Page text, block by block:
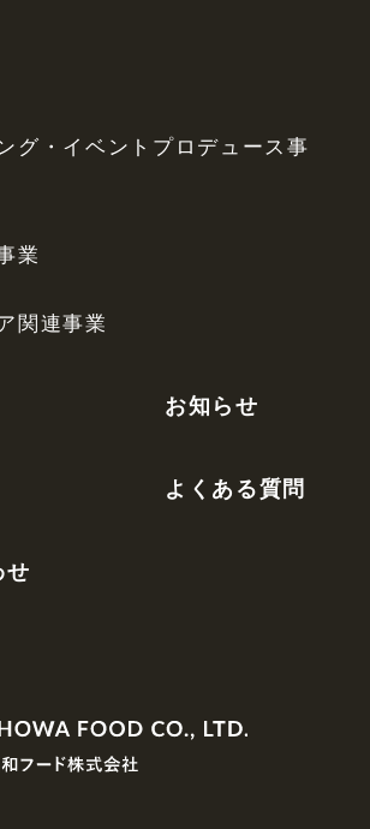
グ・イベントプロデュース事
業
関連事業
お知らせ
よくある質問
せ